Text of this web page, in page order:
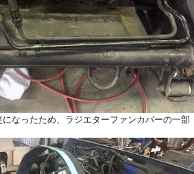
なったため、ラジエターファンカバーの一部